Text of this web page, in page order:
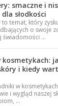
smaczne i
słodkości
temat, który
o swoje
świadomości …
i kiedy
w
i wygląd naszej
…